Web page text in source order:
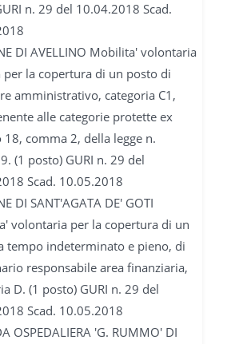
n. 29 del 10.04.2018 Scad.
DI AVELLINO Mobilita' volontaria
per la copertura di un posto di
amministrativo, categoria C1,
alle categorie protette ex
comma 2, della legge n.
(1 posto) GURI n. 29 del
Scad. 10.05.2018
DI SANT'AGATA DE' GOTI
volontaria per la copertura di un
tempo indeterminato e pieno, di
responsabile area finanziaria,
D. (1 posto) GURI n. 29 del
Scad. 10.05.2018
OSPEDALIERA 'G. RUMMO' DI